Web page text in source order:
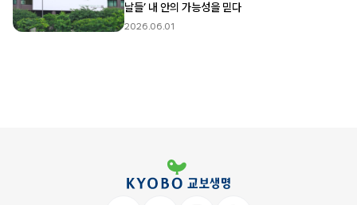
날들’ 내 안의 가능성을 믿다
2026.06.01